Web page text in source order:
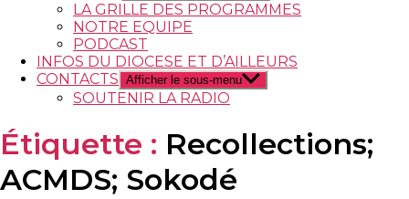
LA GRILLE DES PROGRAMMES
NOTRE EQUIPE
PODCAST
INFOS DU DIOCESE ET D’AILLEURS
CONTACTS Afficher le sous-menu
SOUTENIR LA RADIO
Étiquette : Recollections;
ACMDS; Sokodé